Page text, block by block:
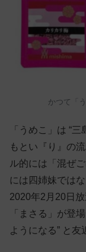
かつて「
「うめこ」は “
もとい『り』の
ル的には「混ぜ
には四姉妹では
2020年2月20日
「まさる」が登
ようになる” と友